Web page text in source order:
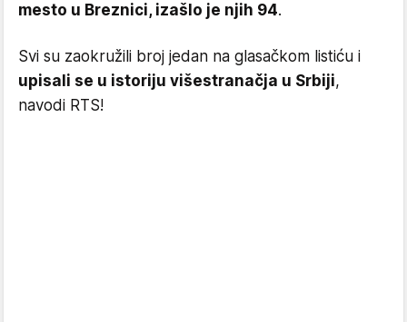
mesto u Breznici, izašlo je njih 94.
Svi su zaokružili broj jedan na glasačkom listiću i
upisali se u istoriju višestranačja u Srbiji,
navodi RTS!